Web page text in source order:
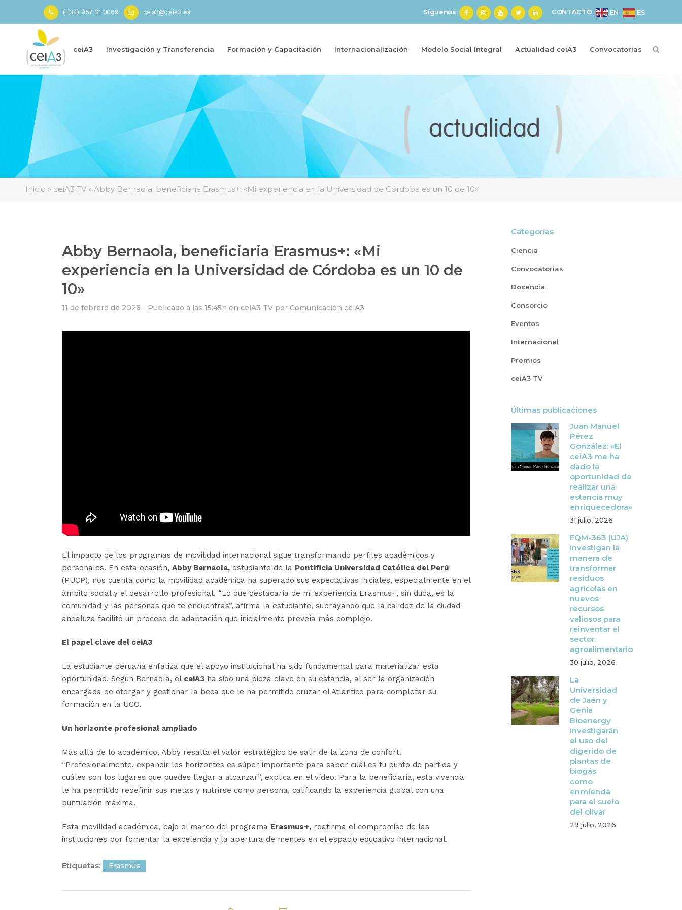
(+34) 957 21 3069 ceia3@ceia3.es Síguenos: CONTACTO EN ES
ceiA3 Investigación y Transferencia Formación y Capacitación Internacionalización Modelo Social Integral Actualidad ceiA3 Convocatorias
Inicio » ceiA3 TV » Abby Bernaola, beneficiaria Erasmus+: «Mi experiencia en la Universidad de Córdoba es un 10 de 10»
Abby Bernaola, beneficiaria Erasmus+: «Mi
experiencia en la Universidad de Córdoba es un 10 de
10»
11 de febrero de 2026 - Publicado a las 15:45h en ceiA3 TV por Comunicación ceiA3
El impacto de los programas de movilidad internacional sigue transformando perfiles académicos y
personales. En esta ocasión, Abby Bernaola, estudiante de la Pontificia Universidad Católica del Perú
(PUCP), nos cuenta cómo la movilidad académica ha superado sus expectativas iniciales, especialmente en el
ámbito social y el desarrollo profesional. “Lo que destacaría de mi experiencia Erasmus+, sin duda, es la
comunidad y las personas que te encuentras”, afirma la estudiante, subrayando que la calidez de la ciudad
andaluza facilitó un proceso de adaptación que inicialmente preveía más complejo.
El papel clave del ceiA3
La estudiante peruana enfatiza que el apoyo institucional ha sido fundamental para materializar esta
oportunidad. Según Bernaola, el ceiA3 ha sido una pieza clave en su estancia, al ser la organización
encargada de otorgar y gestionar la beca que le ha permitido cruzar el Atlántico para completar su
formación en la UCO.
Un horizonte profesional ampliado
Más allá de lo académico, Abby resalta el valor estratégico de salir de la zona de confort.
“Profesionalmente, expandir los horizontes es súper importante para saber cuál es tu punto de partida y
cuáles son los lugares que puedes llegar a alcanzar”, explica en el vídeo. Para la beneficiaria, esta vivencia
le ha permitido redefinir sus metas y nutrirse como persona, calificando la experiencia global con una
puntuación máxima.
Esta movilidad académica, bajo el marco del programa Erasmus+, reafirma el compromiso de las
instituciones por fomentar la excelencia y la apertura de mentes en el espacio educativo internacional.
Etiquetas: Erasmus
Categorías
Ciencia
Convocatorias
Docencia
Consorcio
Eventos
Internacional
Premios
ceiA3 TV
Últimas publicaciones
Juan Manuel
Pérez
González: «El
ceiA3 me ha
dado la
oportunidad de
realizar una
estancia muy
enriquecedora»
31 julio, 2026
FQM-363 (UJA)
investigan la
manera de
transformar
residuos
agrícolas en
nuevos
recursos
valiosos para
reinventar el
sector
agroalimentario
30 julio, 2026
La
Universidad
de Jaén y
Genia
Bioenergy
investigarán
el uso del
digerido de
plantas de
biogás
como
enmienda
para el suelo
del olivar
29 julio, 2026